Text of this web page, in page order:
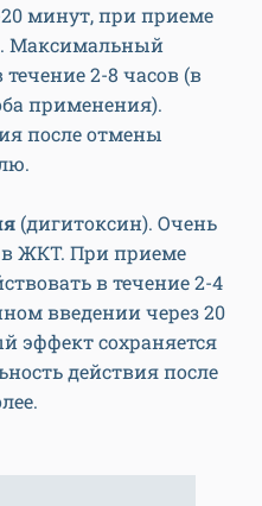
20 минут, при приеме
Максимальный
2-8 часов (в
применения).
после отмены
(дигитоксин). Очень
ЖКТ. При приеме
в течение 2-4
введении через 20
эффект сохраняется
действия после